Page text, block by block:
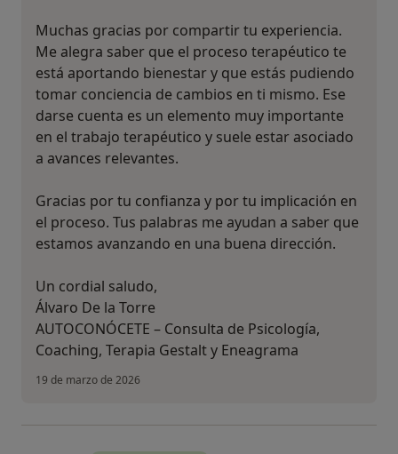
Muchas gracias por compartir tu experiencia.
Me alegra saber que el proceso terapéutico te
está aportando bienestar y que estás pudiendo
tomar conciencia de cambios en ti mismo. Ese
darse cuenta es un elemento muy importante
en el trabajo terapéutico y suele estar asociado
a avances relevantes.
Gracias por tu confianza y por tu implicación en
el proceso. Tus palabras me ayudan a saber que
estamos avanzando en una buena dirección.
Un cordial saludo,
Álvaro De la Torre
AUTOCONÓCETE – Consulta de Psicología,
Coaching, Terapia Gestalt y Eneagrama
19 de marzo de 2026